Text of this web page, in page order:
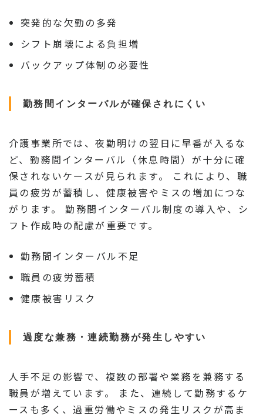
突発的な欠勤の多発
シフト崩壊による負担増
バックアップ体制の必要性
勤務間インターバルが確保されにくい
介護事業所では、夜勤明けの翌日に早番が入るな
ど、勤務間インターバル（休息時間）が十分に確
保されないケースが見られます。 これにより、職
員の疲労が蓄積し、健康被害やミスの増加につな
がります。 勤務間インターバル制度の導入や、シ
フト作成時の配慮が重要です。
勤務間インターバル不足
職員の疲労蓄積
健康被害リスク
過度な兼務・連続勤務が発生しやすい
人手不足の影響で、複数の部署や業務を兼務する
職員が増えています。 また、連続して勤務するケ
ースも多く、過重労働やミスの発生リスクが高ま